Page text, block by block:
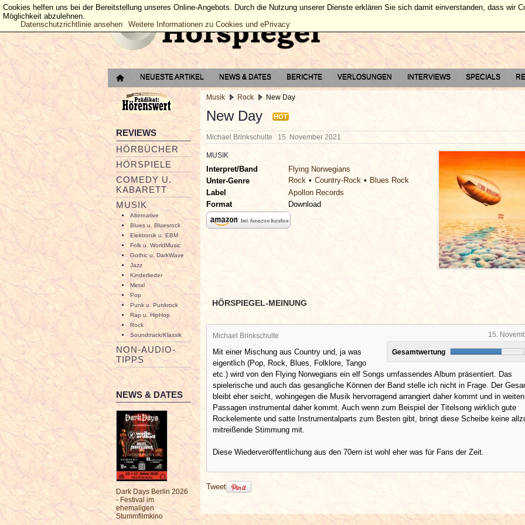
NEUESTE ARTIKEL NEWS & DATES BERICHTE VERLOSUNGEN INTERVIEWS SPECIALS
REVIEWS
HÖRBÜCHER
HÖRSPIELE
COMEDY U.
KABARETT
MUSIK
Alternative
Blues u. Bluesrock
Elektronik u. EBM
Folk u. WorldMusic
Gothic u. DarkWave
Jazz
Kinderlieder
Metal
Pop
Punk u. Punkrock
Rap u. HipHop
Rock
Soundtrack/Klassik
NON-AUDIO-
TIPPS
NEWS & DATES
Dark Days Berlin 2026
- Festival im
ehemaligen
Stummfilmkino
Musik Rock New Day
New Day HOT
Michael Brinkschulte 15. November 2021
MUSIK
Interpret/Band
Flying Norwegians
Unter-Genre
Rock Country-Rock
Blues Rock
Label
Apollon Records
Format
Download
HÖRSPIEGEL-MEINUNG
15.
Michael Brinkschulte
Gesamtwertung
Mit einer Mischung aus Country und, ja was
eigentlich (Pop, Rock, Blues, Folklore, Tango
etc.) wird von den Flying Norwegians ein elf Songs umfassendes Album präsentiert. Das
spielerische und auch das gesangliche Können der Band stelle ich nicht in Frage. Der
bleibt eher seicht, wohingegen die Musik hervorragend arrangiert daher kommt und in weiten
Passagen instrumental daher kommt. Auch wenn zum Beispiel der Titelsong wirklich gute
Rockelemente und satte Instrumentalparts zum Besten gibt, bringt diese Scheibe keine
mitreißende Stimmung mit.
Diese Wiederveröffentlichung aus den 70ern ist wohl eher was für Fans der Zeit.
Tweet
Cookies helfen uns bei der Bereitstellung unseres Online-Angebots. Durch die Nutzung unserer Dienste erklären Sie sich damit einverstanden, dass wir
Möglichkeit abzulehnen.
Datenschutzrichtlinie ansehen
Weitere Informationen zu Cookies und ePrivacy